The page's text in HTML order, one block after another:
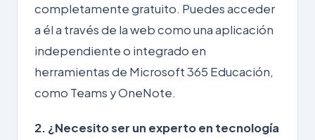
completamente gratuito. Puedes acceder
a él a través de la web como una aplicación
independiente o integrado en
herramientas de Microsoft 365 Educación,
como Teams y OneNote.
2. ¿Necesito ser un experto en tecnología